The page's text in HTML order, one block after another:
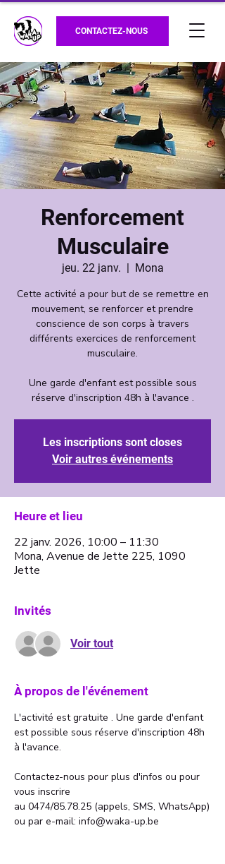
CONTACTEZ-NOUS
Renforcement
Musculaire
jeu. 22 janv.
  |
Mona
Cette activité a pour but de se remettre en
mouvement, se renforcer et prendre
conscience de son corps à travers
différents exercices de renforcement
musculaire.
Une garde d'enfant est possible sous
Les inscriptions sont closes
Voir autres événements
Heure et lieu
22 janv. 2026, 10:00 – 11:30
Mona, Avenue de Jette 225, 1090
Jette
Invités
Voir tout
À propos de l'événement
L'activité est gratuite . Une garde d'enfant
est possible sous réserve d'inscription 48h
à l'avance.
Contactez-nous pour plus d'infos ou pour
vous inscrire
au 0474/85.78.25 (appels, SMS, WhatsApp)
ou par e-mail: info@waka-up.be